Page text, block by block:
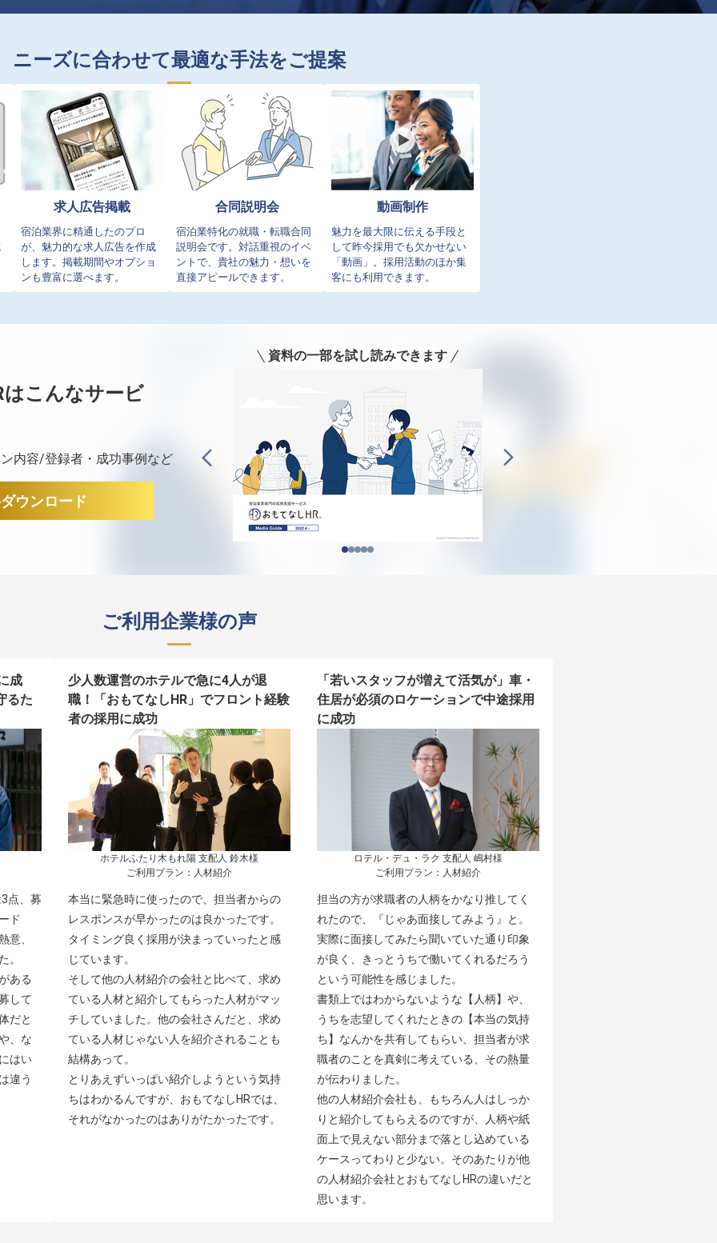
ニーズに合わせて最適な手法をご提案
求人広告掲載
宿泊業界に精通したのプロ
が、魅力的な求人広告を作成
します。掲載期間やオプショ
ンも豊富に選べます。
合同説明会
宿泊業特化の就職・転職合同
説明会です。対話重視のイベ
ントで、貴社の魅力・想いを
直接アピールできます。
動画制作
魅力を最大限に伝える手段と
して昨今採用でも欠かせない
「動画」。採用活動のほか集
客にも利用できます。
はこんなサービ
内容/登録者・成功事例など
資料の一部を試し読みできます
ウンロード
ご利用企業様の声
成
るた
点、募
ド
意、
。
ある
して
だと
、な
はい
違う
少人数運営のホテルで急に4人が退
職！「おもてなしHR」でフロント経験
者の採用に成功
ホテルふたり木もれ陽 支配人 鈴木様
ご利用プラン：人材紹介
本当に緊急時に使ったので、担当者からの
レスポンスが早かったのは良かったです。
タイミング良く採用が決まっていったと感
じています。
そして他の人材紹介の会社と比べて、求め
ている人材と紹介してもらった人材がマッ
チしていました。他の会社さんだと、求め
ている人材じゃない人を紹介されることも
結構あって。
とりあえずいっぱい紹介しようという気持
ちはわかるんですが、おもてなしHRでは、
それがなかったのはありがたかったです。
「若いスタッフが増えて活気が」車・
住居が必須のロケーションで中途採用
に成功
ロテル・デュ・ラク 支配人 嶋村様
ご利用プラン：人材紹介
担当の方が求職者の人柄をかなり推してく
れたので、『じゃあ面接してみよう』と。
実際に面接してみたら聞いていた通り印象
が良く、きっとうちで働いてくれるだろう
という可能性を感じました。
書類上ではわからないような【人柄】や、
うちを志望してくれたときの【本当の気持
ち】なんかを共有してもらい、担当者が求
職者のことを真剣に考えている、その熱量
が伝わりました。
他の人材紹介会社も、もちろん人はしっか
りと紹介してもらえるのですが、人柄や紙
面上で見えない部分まで落とし込めている
ケースってわりと少ない。そのあたりが他
の人材紹介会社とおもてなしHRの違いだと
思います。